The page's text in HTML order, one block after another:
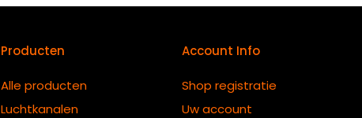
Producten
Alle producten
Luchtkanalen
Account Info
Shop registratie
Uw account